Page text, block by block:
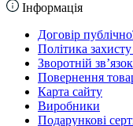
Інформація
Договір
Політика
Зворотній зв’язок
Повернення
Карта сайту
Виробники
Подарункові